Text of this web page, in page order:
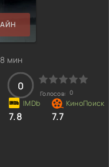
мин
0
Голосов: 0
7.8 7.7